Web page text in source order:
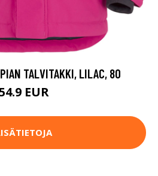
TALVITAKKI, LILAC, 80
EUR